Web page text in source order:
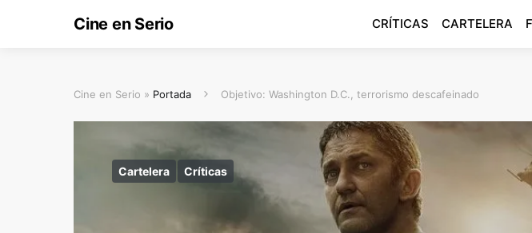
Cine en Serio CRÍTICAS CARTELERA
Cine en Serio » Portada Objetivo: Washington D.C., terrorismo descafeinado
Cartelera Críticas